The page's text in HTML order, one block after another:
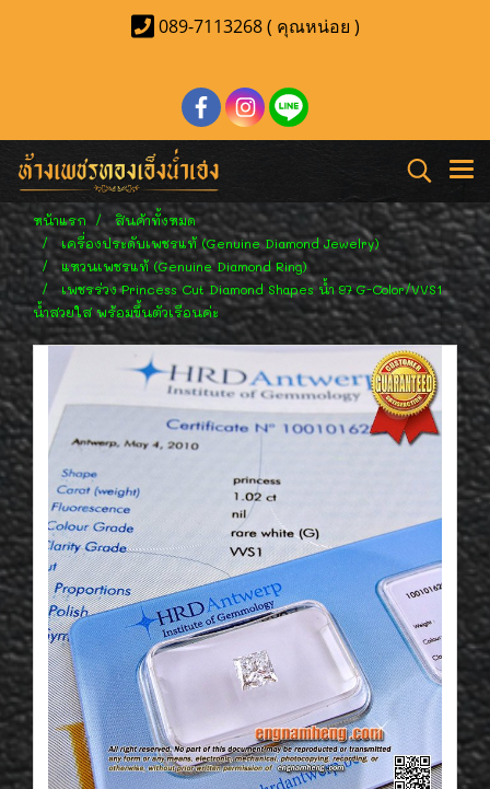
089-7113268 ( คุณหน่อย )
หน้าแรก
สินค้าทั้งหมด
เครื่องประดับเพชรแท้ (Genuine Diamond Jewelry)
แหวนเพชรแท้ (Genuine Diamond Ring)
เพชรร่วง Princess Cut Diamond Shapes น้ำ 97 G-Color/VVS1
น้ำสวยใส พร้อมขึ้นตัวเรือนค่ะ